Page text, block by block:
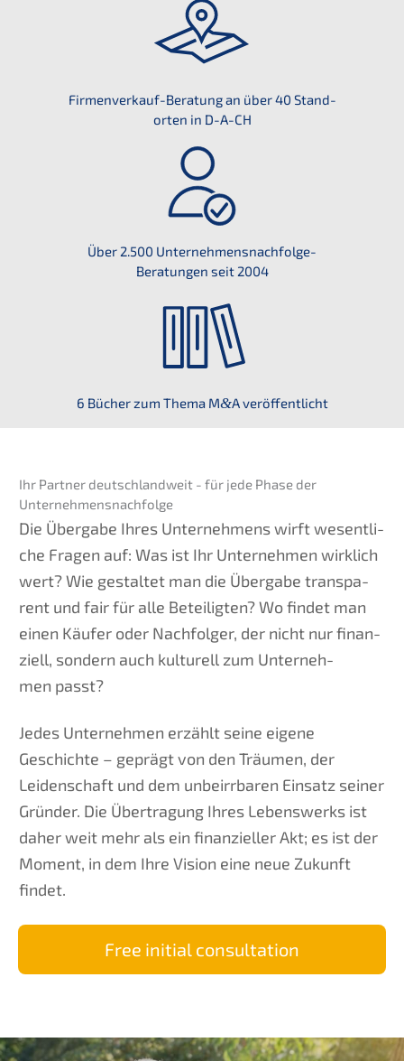
Firmen­ver­kauf-Beratung an über 40 Stand­
or­ten in D-A-CH
Über 2.500 Unternehmens­nachfolge-
Beratun­gen seit 2004
6 Bücher zum Thema M&A veröffentlicht
Ihr Partner deutsch­land­weit - für jede Phase der
Unternehmensnachfolge
Die Überga­be Ihres Unter­neh­mens wirft wesent­li­
che Fragen auf: Was ist Ihr Unter­neh­men wirklich
wert? Wie gestal­tet man die Überga­be trans­pa­
rent und fair für alle Betei­lig­ten? Wo findet man
einen Käufer oder Nachfol­ger, der nicht nur finan­
zi­ell, sondern auch kultu­rell zum Unter­neh­
men passt?
Jedes Unter­neh­men erzählt seine eigene
Geschich­te – geprägt von den Träumen, der
Leiden­schaft und dem unbeirr­ba­ren Einsatz seiner
Gründer. Die Übertra­gung Ihres Lebens­werks ist
daher weit mehr als ein finan­zi­el­ler Akt; es ist der
Moment, in dem Ihre Vision eine neue Zukunft
findet.
Free initi­al consultation